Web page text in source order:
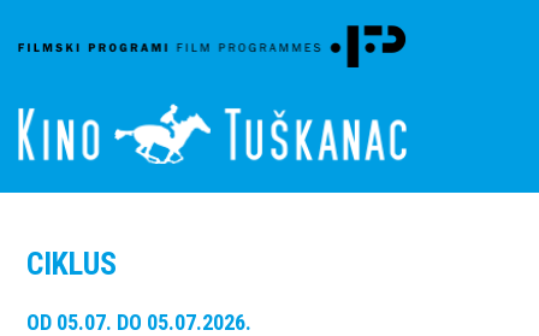
CIKLUS
OD 05.07. DO 05.07.2026.